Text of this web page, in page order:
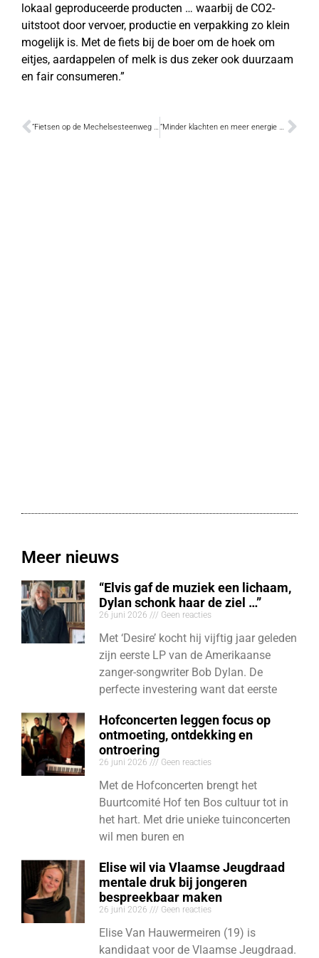
lokaal geproduceerde producten … waarbij de CO2-
uitstoot door vervoer, productie en verpakking zo klein
mogelijk is. Met de fiets bij de boer om de hoek om
eitjes, aardappelen of melk is dus zeker ook duurzaam
en fair consumeren.”
“Fietsen op de Mechelsesteenweg is een verschrikking” “Minder klachten en meer energie dankzij een aangepaste levensstijl”
Meer nieuws
“Elvis gaf de muziek een lichaam,
Dylan schonk haar de ziel …”
26 juni 2026 Geen reacties
Met ‘Desire’ kocht hij vijftig jaar geleden
zijn eerste LP van de Amerikaanse
zanger-songwriter Bob Dylan. De
perfecte investering want dat eerste
Hofconcerten leggen focus op
ontmoeting, ontdekking en
ontroering
26 juni 2026 Geen reacties
Met de Hofconcerten brengt het
Buurtcomité Hof ten Bos cultuur tot in
het hart. Met drie unieke tuinconcerten
wil men buren en
Elise wil via Vlaamse Jeugdraad
mentale druk bij jongeren
bespreekbaar maken
26 juni 2026 Geen reacties
Elise Van Hauwermeiren (19) is
kandidaat voor de Vlaamse Jeugdraad.